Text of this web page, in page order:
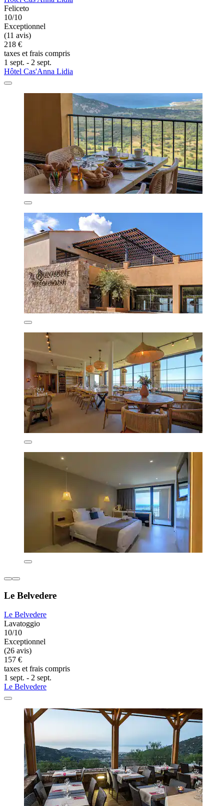
Feliceto
10/10
Exceptionnel
(11 avis)
218 €
taxes et frais compris
1 sept. - 2 sept.
Hôtel Cas'Anna Lidia
Le Belvedere
Le Belvedere
Lavatoggio
10/10
Exceptionnel
(26 avis)
157 €
taxes et frais compris
1 sept. - 2 sept.
Le Belvedere